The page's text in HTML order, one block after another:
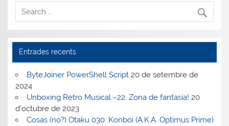
Entrades recents
ByteJoiner PowerShell Script 20 de setembre de
2024
Unboxing Retro Musical ~22: Zona de fantasía! 20
d'octubre de 2023
Cosas (no?) Otaku 030: Konboi (A.K.A. Optimus Prime)